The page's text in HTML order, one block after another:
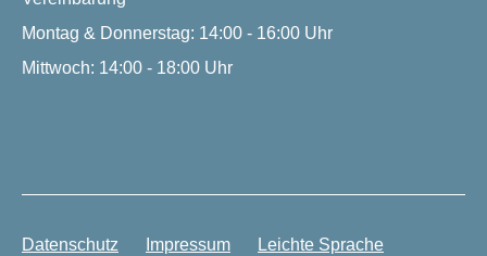
Montag & Donnerstag: 14:00 - 16:00 Uhr
Mittwoch: 14:00 - 18:00 Uhr
Datenschutz Impressum Leichte Sprache